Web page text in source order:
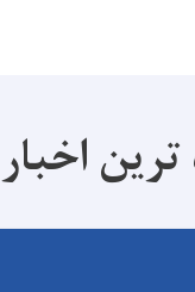
ترین اخبار